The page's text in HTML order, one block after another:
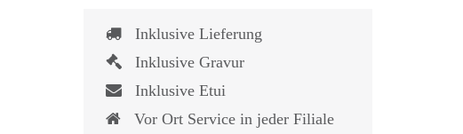
1.825,- €
Inklusive Lieferung
Inklusive Gravur
Inklusive Etui
Vor Ort Service in jeder Filiale